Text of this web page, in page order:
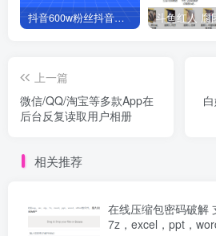
抖音600w粉丝抖音网红痞幼一手资料 877P 500M 含私拍
上一篇
微信/QQ/淘宝等多款App在
后台反复读取用户相册
相关推荐
在线压缩包密码破解
7z，excel，ppt，